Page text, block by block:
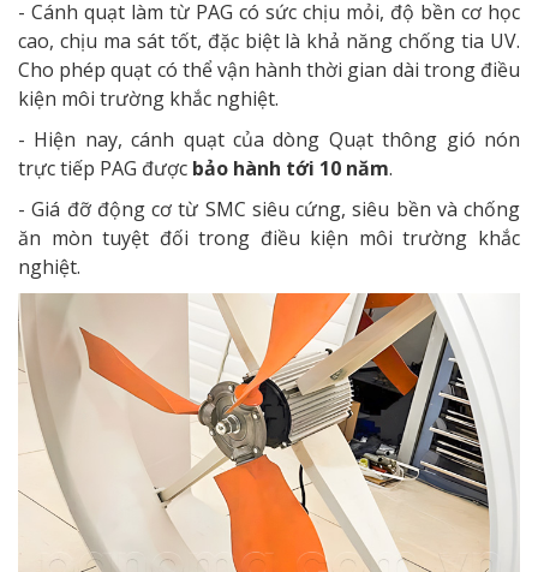
- Cánh quạt làm từ PAG có sức chịu mỏi, độ bền cơ học
cao, chịu ma sát tốt, đặc biệt là khả năng chống tia UV.
Cho phép quạt có thể vận hành thời gian dài trong điều
kiện môi trường khắc nghiệt.
- Hiện nay, cánh quạt của dòng Quạt thông gió nón
trực tiếp PAG được bảo hành tới 10 năm.
- Giá đỡ động cơ từ SMC siêu cứng, siêu bền và chống
ăn mòn tuyệt đối trong điều kiện môi trường khắc
nghiệt.